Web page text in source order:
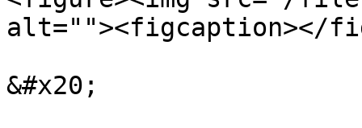
alt=""><figcaption></
&#x20;